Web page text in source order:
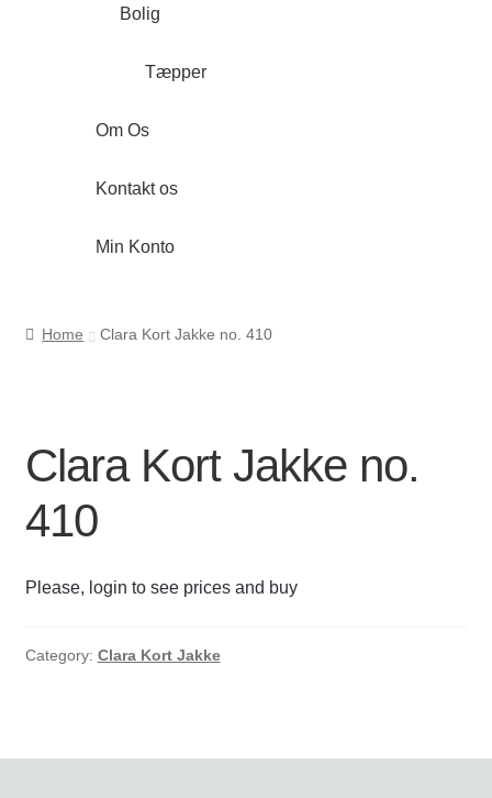
Bolig
Tæpper
Om Os
Kontakt os
Min Konto
Kontakt os
Kurv
Min Konto
Om byLi
Home Clara Kort Jakke no. 410
Clara Kort Jakke no.
410
Please, login to see prices and buy
Category: Clara Kort Jakke